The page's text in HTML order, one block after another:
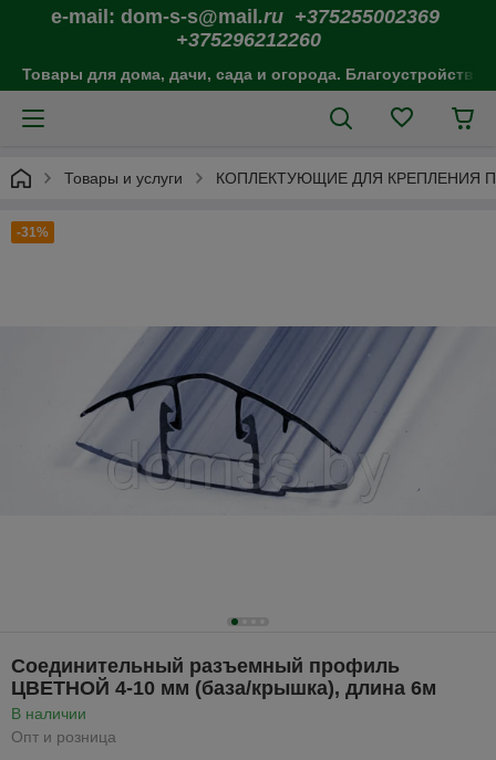
e-mail: dom-s-s@mail .ru +375255002369
+375296212260
Товары для дома, дачи, сада и огорода. Благоустройство
Товары и услуги КОПЛЕКТУЮЩИЕ ДЛЯ КРЕПЛЕНИЯ
-31%
Соединительный разъемный профиль
ЦВЕТНОЙ 4-10 мм (база/крышка), длина 6м
В наличии
Опт и розница